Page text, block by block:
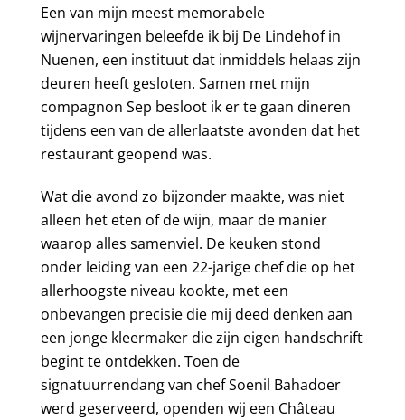
Een van mijn meest memorabele
wijnervaringen beleefde ik bij De Lindehof in
Nuenen, een instituut dat inmiddels helaas zijn
deuren heeft gesloten. Samen met mijn
compagnon Sep besloot ik er te gaan dineren
tijdens een van de allerlaatste avonden dat het
restaurant geopend was.
Wat die avond zo bijzonder maakte, was niet
alleen het eten of de wijn, maar de manier
waarop alles samenviel. De keuken stond
onder leiding van een 22-jarige chef die op het
allerhoogste niveau kookte, met een
onbevangen precisie die mij deed denken aan
een jonge kleermaker die zijn eigen handschrift
begint te ontdekken. Toen de
signatuurrendang van chef Soenil Bahadoer
werd geserveerd, openden wij een Château